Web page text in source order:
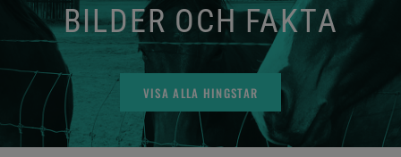
BILDER OCH FAKTA
VISA ALLA HINGSTAR